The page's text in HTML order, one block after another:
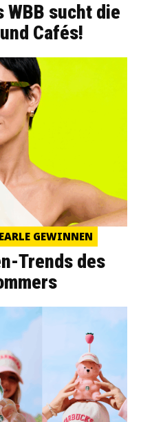
sucht die
Cafés!
GEWINNEN
Trends des